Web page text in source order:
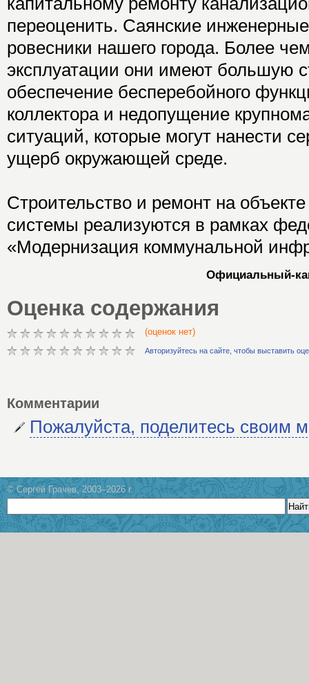
переоценить. Саянские
ровесники нашего города. Более
эксплуатации они имеют большую
обеспечение бесперебойного
коллектора и недопущение
ситуаций, которые могут нанести
ущерб окружающей среде.
Строительство и ремонт на
системы реализуются в рамках
«Модернизация коммунальной
Официальный-
Оценка содержания
(оценок нет)
Авторизуйтесь на сайте, чтобы выставить
Комментарии
Пожалуйста, поделитесь своим
© Сергей Грачев, 2003–2026 г.